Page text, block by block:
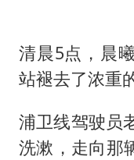
清晨5点，晨
站褪去了浓重
浦卫线驾驶员
洗漱，走向那